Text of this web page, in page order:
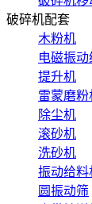
破碎机配套
木粉机
电磁振
提升机
雷蒙磨粉
除尘机
滚砂机
洗砂机
振动给料
圆振动筛